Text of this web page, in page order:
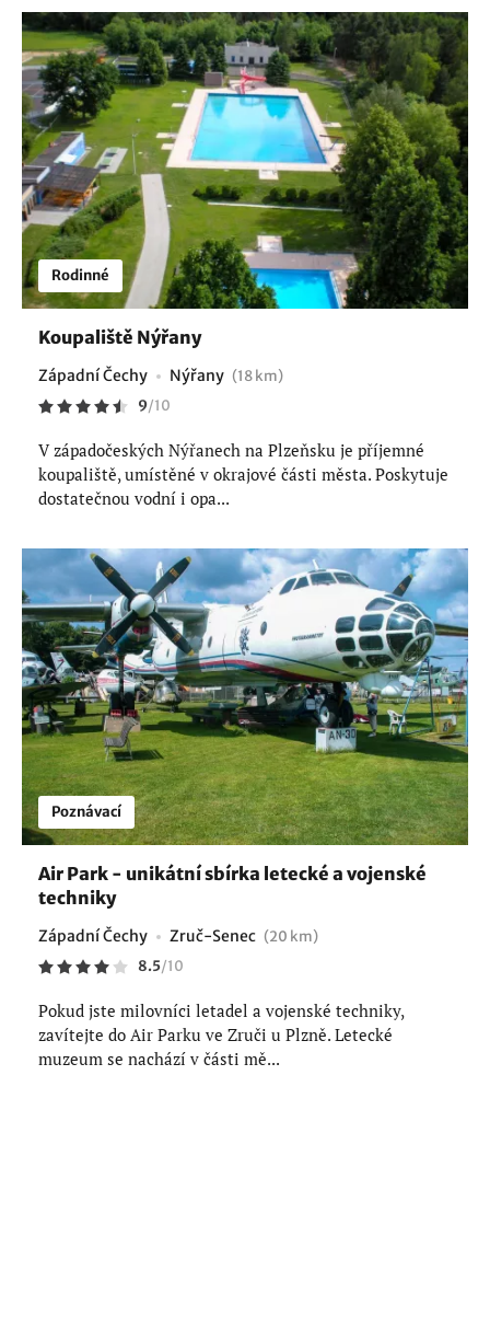
Rodinné
Koupaliště Nýřany
Západní Čechy Nýřany (18 km)
9/10
V západočeských Nýřanech na Plzeňsku je příjemné
koupaliště, umístěné v okrajové části města. Poskytuje
dostatečnou vodní i opa...
Poznávací
Air Park - unikátní sbírka letecké a vojenské
techniky
Západní Čechy Zruč-Senec (20 km)
8.5/10
Pokud jste milovníci letadel a vojenské techniky,
zavítejte do Air Parku ve Zruči u Plzně. Letecké
muzeum se nachází v části mě...